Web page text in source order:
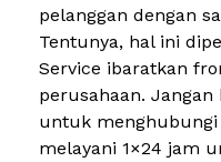
pelanggan dengan
Tentunya, hal ini
Service ibaratkan
perusahaan.
untuk menghubungi
melayani 1×24 jam